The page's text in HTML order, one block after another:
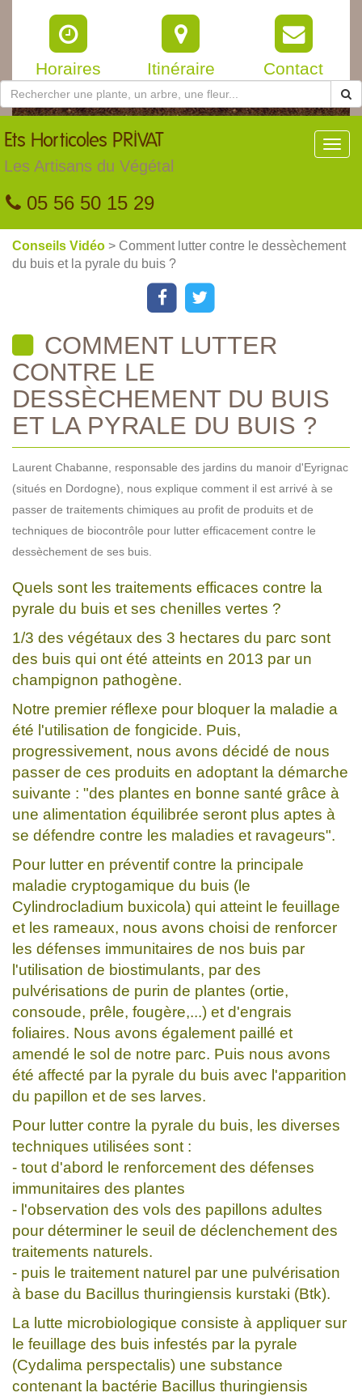
Horaires Itinéraire Contact
Ets Horticoles PRIVAT
Les Artisans du Végétal
05 56 50 15 29
Conseils Vidéo > Comment lutter contre le dessèchement
du buis et la pyrale du buis ?
COMMENT LUTTER
CONTRE LE
DESSÈCHEMENT DU BUIS
ET LA PYRALE DU BUIS ?
Laurent Chabanne, responsable des jardins du manoir d'Eyrignac
(situés en Dordogne), nous explique comment il est arrivé à se
passer de traitements chimiques au profit de produits et de
techniques de biocontrôle pour lutter efficacement contre le
dessèchement de ses buis.
Quels sont les traitements efficaces contre la
pyrale du buis et ses chenilles vertes ?
1/3 des végétaux des 3 hectares du parc sont
des buis qui ont été atteints en 2013 par un
champignon pathogène.
Notre premier réflexe pour bloquer la maladie a
été l'utilisation de fongicide. Puis,
progressivement, nous avons décidé de nous
passer de ces produits en adoptant la démarche
suivante : "des plantes en bonne santé grâce à
une alimentation équilibrée seront plus aptes à
se défendre contre les maladies et ravageurs".
Pour lutter en préventif contre la principale
maladie cryptogamique du buis (le
Cylindrocladium buxicola) qui atteint le feuillage
et les rameaux, nous avons choisi de renforcer
les défenses immunitaires de nos buis par
l'utilisation de biostimulants, par des
pulvérisations de purin de plantes (ortie,
consoude, prêle, fougère,...) et d'engrais
foliaires. Nous avons également paillé et
amendé le sol de notre parc. Puis nous avons
été affecté par la pyrale du buis avec l'apparition
du papillon et de ses larves.
Pour lutter contre la pyrale du buis, les diverses
techniques utilisées sont :
- tout d'abord le renforcement des défenses
immunitaires des plantes
- l'observation des vols des papillons adultes
pour déterminer le seuil de déclenchement des
traitements naturels.
- puis le traitement naturel par une pulvérisation
à base du Bacillus thuringiensis kurstaki (Btk).
La lutte microbiologique consiste à appliquer sur
le feuillage des buis infestés par la pyrale
(Cydalima perspectalis) une substance
contenant la bactérie Bacillus thuringiensis